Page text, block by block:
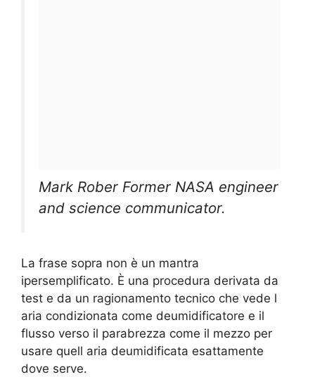
Mark Rober Former NASA engineer
and science communicator.
La frase sopra non è un mantra
ipersemplificato. È una procedura derivata da
test e da un ragionamento tecnico che vede l
aria condizionata come deumidificatore e il
flusso verso il parabrezza come il mezzo per
usare quell aria deumidificata esattamente
dove serve.